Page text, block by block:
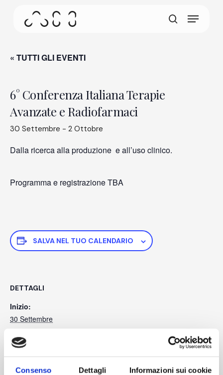
Consenso Dettagli Informazioni sui cookie
Questa schermata consente al tuo dispositivo di
consumare meno energia del dovuto quando resti
qualsiasi dello schermo.
Menu
« TUTTI GLI EVENTI
6° Conferenza Italiana Terapie
Avanzate e Radiofarmaci
30 Settembre - 2 Ottobre
Dalla ricerca alla produzione e all’uso clinico.
Programma e registrazione TBA
SALVA NEL TUO CALENDARIO
DETTAGLI
Inizio:
30 Settembre
2 Ottobre